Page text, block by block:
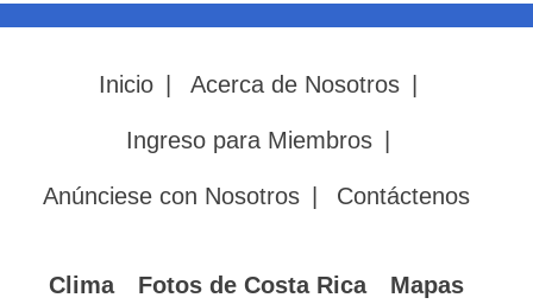
Inicio Acerca de Nosotros
Ingreso para Miembros
Anúnciese con Nosotros Contáctenos
Clima Fotos de Costa Rica Mapas